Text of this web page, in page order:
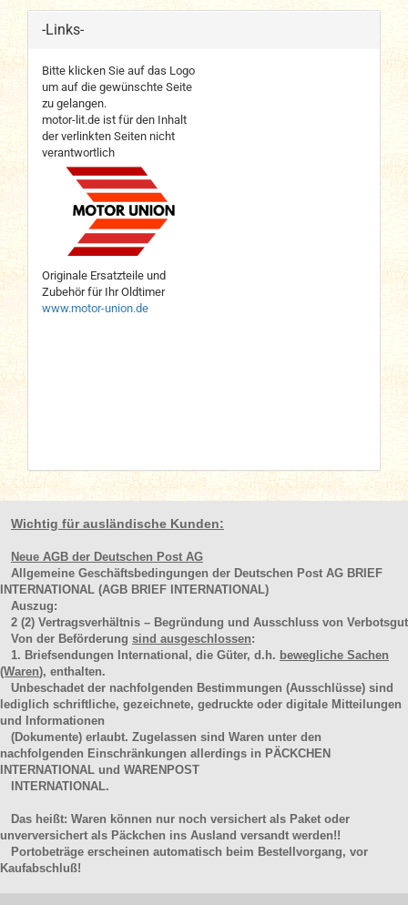
-Links-
Bitte klicken Sie auf das Logo
um auf die gewünschte Seite
zu gelangen.
motor-lit.de ist für den Inhalt
der verlinkten Seiten nicht
verantwortlich
Originale Ersatzteile und
Zubehör für Ihr Oldtimer
www.motor-union.de
Wichtig für ausländische Kunden:
Neue AGB der Deutschen Post AG
Allgemeine Geschäftsbedingungen der Deutschen Post AG BRIEF
INTERNATIONAL (AGB BRIEF INTERNATIONAL)
Auszug:
2 (2) Vertragsverhältnis – Begründung und Ausschluss von Verbotsgut
Von der Beförderung sind ausgeschlossen:
1. Briefsendungen International, die Güter, d.h. bewegliche Sachen
(Waren), enthalten.
Unbeschadet der nachfolgenden Bestimmungen (Ausschlüsse) sind
lediglich schriftliche, gezeichnete, gedruckte oder digitale Mitteilungen
und Informationen
(Dokumente) erlaubt. Zugelassen sind Waren unter den
nachfolgenden Einschränkungen allerdings in PÄCKCHEN
INTERNATIONAL und WARENPOST
INTERNATIONAL.
Das heißt: Waren können nur noch versichert als Paket oder
unverversichert als Päckchen ins Ausland versandt werden!!
Portobeträge erscheinen automatisch beim Bestellvorgang, vor
Kaufabschluß!